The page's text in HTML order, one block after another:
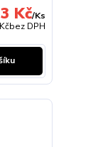
Kč/Ks
bez DPH